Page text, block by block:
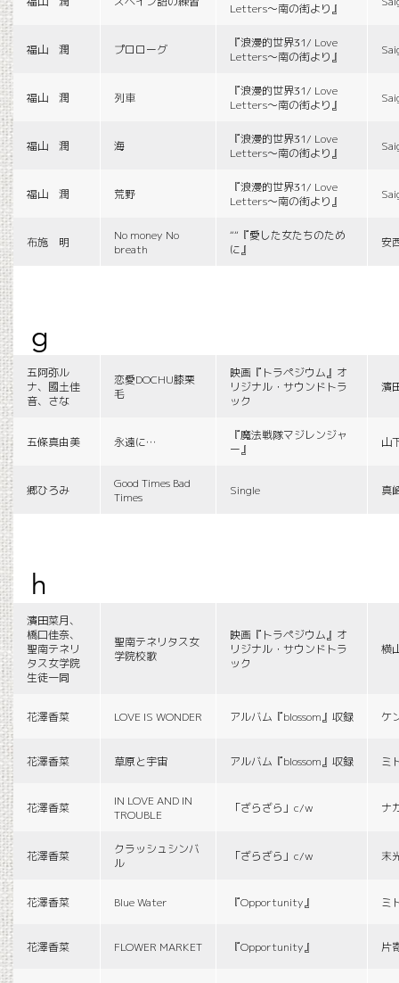
Letters〜南の街より』
福山 潤 プロローグ
『浪漫的世界31/ Love
Letters〜南の街より』
福山 潤 列車
『浪漫的世界31/ Love
Letters〜南の街より』
福山 潤 海
『浪漫的世界31/ Love
Letters〜南の街より』
福山 潤 荒野
『浪漫的世界31/ Love
Letters〜南の街より』
布施 明
No money No
breath
““『愛した女たちのため
に』
安
g
五阿弥ル
ナ、國土佳
音、さな
恋愛DOCHU膝栗
毛
映画『トラペジウム』オ
リジナル・サウンドトラ
ック
濱
五條真由美 永遠に…
『魔法戦隊マジレンジャ
ー』
山
郷ひろみ
Good Times Bad
Times
Single 真
h
濱田菜月、
橋口佳奈、
聖南テネリ
タス女学院
生徒一同
聖南テネリタス女
学院校歌
映画『トラペジウム』オ
リジナル・サウンドトラ
ック
横
花澤香菜 LOVE IS WONDER アルバム『blossom』収録 ケ
花澤香菜 草原と宇宙 アルバム『blossom』収録 ミ
花澤香菜
IN LOVE AND IN
TROUBLE
「ざらざら」c/w ナ
花澤香菜
クラッシュシンバ
ル
「ざらざら」c/w 末
花澤香菜 Blue Water 『Opportunity』 ミ
花澤香菜 FLOWER MARKET 『Opportunity』 片